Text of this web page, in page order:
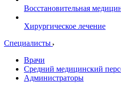
Восстановительная
Хирургическое лечение
Специалисты
Врачи
Средний медицинский
Администраторы